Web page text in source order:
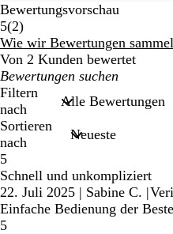
Bewertungsvorschau
5(22
Bewertungen
)
Wie wir Bewertungen
Von 2 Kunden bewertet
Meine
Sucheingaben
Filtern
nach
Sortieren
nach
5
Schnell und unkompliziert
22. Juli 2025 | Sabine C. |
Einfache Bedienung der
5